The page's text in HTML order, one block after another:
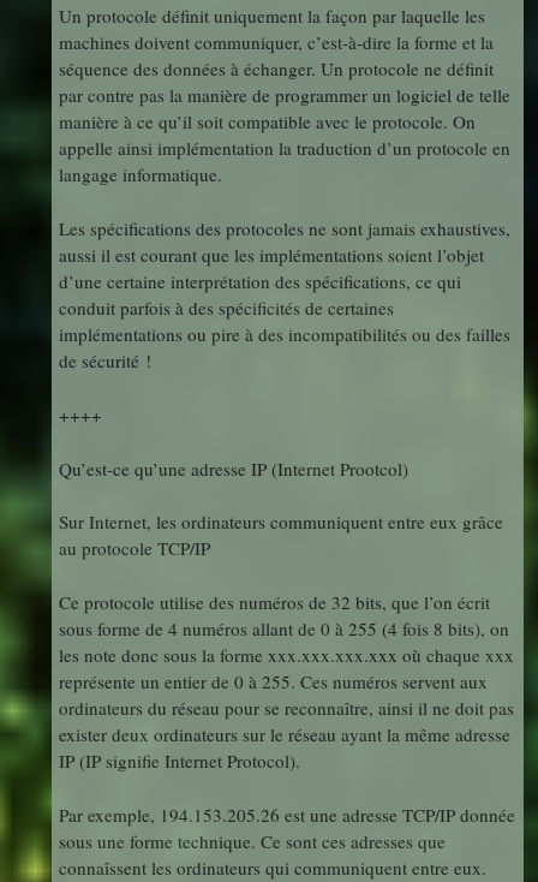
Un protocole définit uniquement la façon par laquelle les
machines doivent communiquer, c’est-à-dire la forme et la
séquence des données à échanger. Un protocole ne définit
par contre pas la manière de programmer un logiciel de telle
manière à ce qu’il soit compatible avec le protocole. On
appelle ainsi implémentation la traduction d’un protocole en
langage informatique.
Les spécifications des protocoles ne sont jamais exhaustives,
aussi il est courant que les implémentations soient l’objet
d’une certaine interprétation des spécifications, ce qui
conduit parfois à des spécificités de certaines
implémentations ou pire à des incompatibilités ou des failles
de sécurité !
++++
Qu’est-ce qu’une adresse IP (Internet Prootcol)
Sur Internet, les ordinateurs communiquent entre eux grâce
au protocole TCP/IP
Ce protocole utilise des numéros de 32 bits, que l’on écrit
sous forme de 4 numéros allant de 0 à 255 (4 fois 8 bits), on
les note donc sous la forme xxx.xxx.xxx.xxx où chaque xxx
représente un entier de 0 à 255. Ces numéros servent aux
ordinateurs du réseau pour se reconnaître, ainsi il ne doit pas
exister deux ordinateurs sur le réseau ayant la même adresse
IP (IP signifie Internet Protocol).
Par exemple, 194.153.205.26 est une adresse TCP/IP donnée
sous une forme technique. Ce sont ces adresses que
connaîssent les ordinateurs qui communiquent entre eux.